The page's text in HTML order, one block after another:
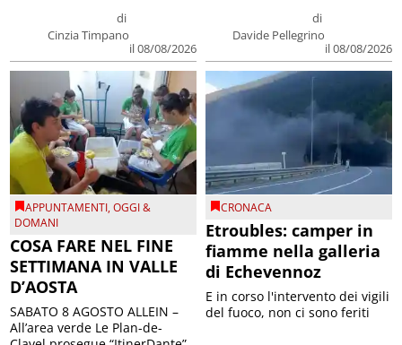
di
Cinzia Timpano
il 08/08/2026
di
Davide Pellegrino
il 08/08/2026
APPUNTAMENTI,OGGI &
DOMANI
COSA FARE NEL FINE
SETTIMANA IN VALLE
D’AOSTA
SABATO 8 AGOSTO ALLEIN –
All’area verde Le Plan-de-
CRONACA
Etroubles: camper in
fiamme nella galleria
di Echevennoz
E in corso l'intervento dei vigili
del fuoco, non ci sono feriti